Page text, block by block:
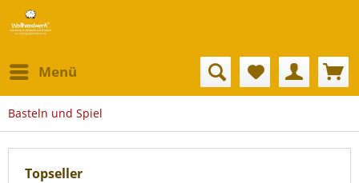
Menü
Basteln und Spiel
Topseller